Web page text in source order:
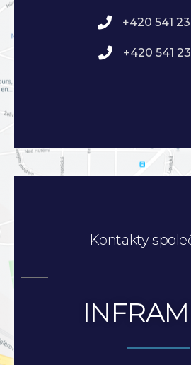
Kontakty
+420 541
+420 541